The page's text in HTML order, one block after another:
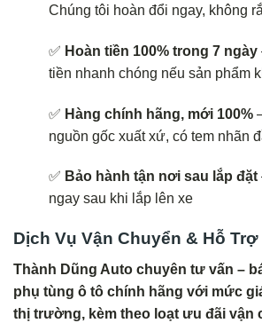
Chúng tôi hoàn đổi ngay, không
✅ Hoàn tiền 100% trong 7 ngày
tiền nhanh chóng nếu sản phẩm
✅ Hàng chính hãng, mới 100%
nguồn gốc xuất xứ, có tem nhãn
✅ Bảo hành tận nơi sau lắp đặt
ngay sau khi lắp lên xe
Dịch Vụ Vận Chuyển & Hỗ
Thành Dũng Auto chuyên tư vấn –
phụ tùng ô tô chính hãng với mức
thị trường, kèm theo loạt ưu đãi vận